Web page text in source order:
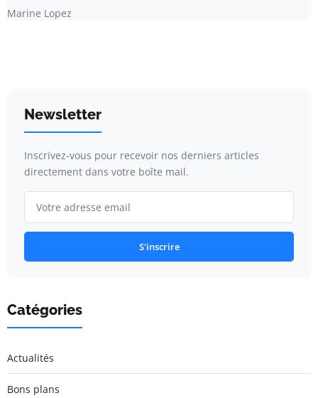
Marine Lopez
Newsletter
Inscrivez-vous pour recevoir nos derniers articles
directement dans votre boîte mail.
S'inscrire
Catégories
Actualités
Bons plans